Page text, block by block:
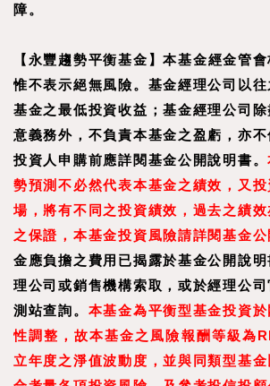
障。
【永豐趨勢平衡基金 】本基金經金管會
惟不表示絕無風險。基金經理公司以
基金之最低投資收益；基金經理公司
意義務外，不負責本基金之盈虧，亦不
投資人申購前應詳閱基金公開說明書。
勢預測不必然代表本基金之績效，又
場，將有不同之投資績效，過去之績
之保證，本基金投資風險請詳閱基金
金應負擔之費用已揭露於基金公開說
理公司或銷售機構索取，或於經理公
測站查詢。 本基金為平衡型基金投資
性調整，故本基金之風險報酬等級為
立年度之淨值波動度，並與同類型基